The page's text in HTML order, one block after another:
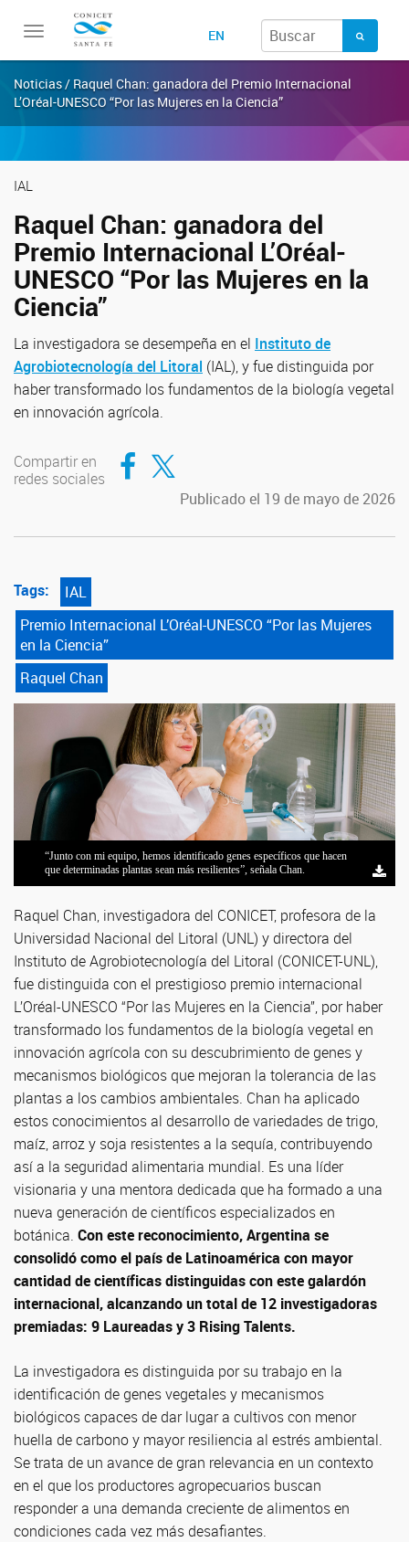
Toggle
EN
Noticias / Raquel Chan: ganadora del Premio Internacional
L’Oréal-UNESCO “Por las Mujeres en la Ciencia”
IAL
Raquel Chan: ganadora del
Premio Internacional L’Oréal-
UNESCO “Por las Mujeres en la
Ciencia”
La investigadora se desempeña en el Instituto de
Agrobiotecnología del Litoral (IAL), y fue distinguida por
haber transformado los fundamentos de la biología vegetal
en innovación agrícola.
Compartir en
redes sociales
Compartir en Facebook
Compartir en Twitter
Publicado el 19 de mayo de 2026
Tags:
IAL
Premio Internacional L’Oréal-UNESCO “Por las Mujeres
en la Ciencia”
Raquel Chan
“Junto con mi equipo, hemos identificado genes específicos que hacen
que determinadas plantas sean más resilientes”, señala Chan.
Raquel Chan fue distinguida por haber transformado los fundamentos de
la biología vegetal en innovación agrícola.
La investigadora del CONICET, Raquel Chan fue distinguida con el
prestigioso premio internacional L’Oréal-UNESCO “Por las Mujeres en
Raquel Chan, investigadora del CONICET, profesora de la
Universidad Nacional del Litoral (UNL) y directora del
Instituto de Agrobiotecnología del Litoral (CONICET-UNL),
fue distinguida con el prestigioso premio internacional
L’Oréal-UNESCO “Por las Mujeres en la Ciencia”, por haber
transformado los fundamentos de la biología vegetal en
innovación agrícola con su descubrimiento de genes y
mecanismos biológicos que mejoran la tolerancia de las
plantas a los cambios ambientales. Chan ha aplicado
estos conocimientos al desarrollo de variedades de trigo,
maíz, arroz y soja resistentes a la sequía, contribuyendo
así a la seguridad alimentaria mundial. Es una líder
visionaria y una mentora dedicada que ha formado a una
nueva generación de científicos especializados en
botánica. Con este reconocimiento, Argentina se
consolidó como el país de Latinoamérica con mayor
cantidad de científicas distinguidas con este galardón
internacional, alcanzando un total de 12 investigadoras
premiadas: 9 Laureadas y 3 Rising Talents.
La investigadora es distinguida por su trabajo en la
identificación de genes vegetales y mecanismos
biológicos capaces de dar lugar a cultivos con menor
huella de carbono y mayor resiliencia al estrés ambiental.
Se trata de un avance de gran relevancia en un contexto
en el que los productores agropecuarios buscan
responder a una demanda creciente de alimentos en
condiciones cada vez más desafiantes.